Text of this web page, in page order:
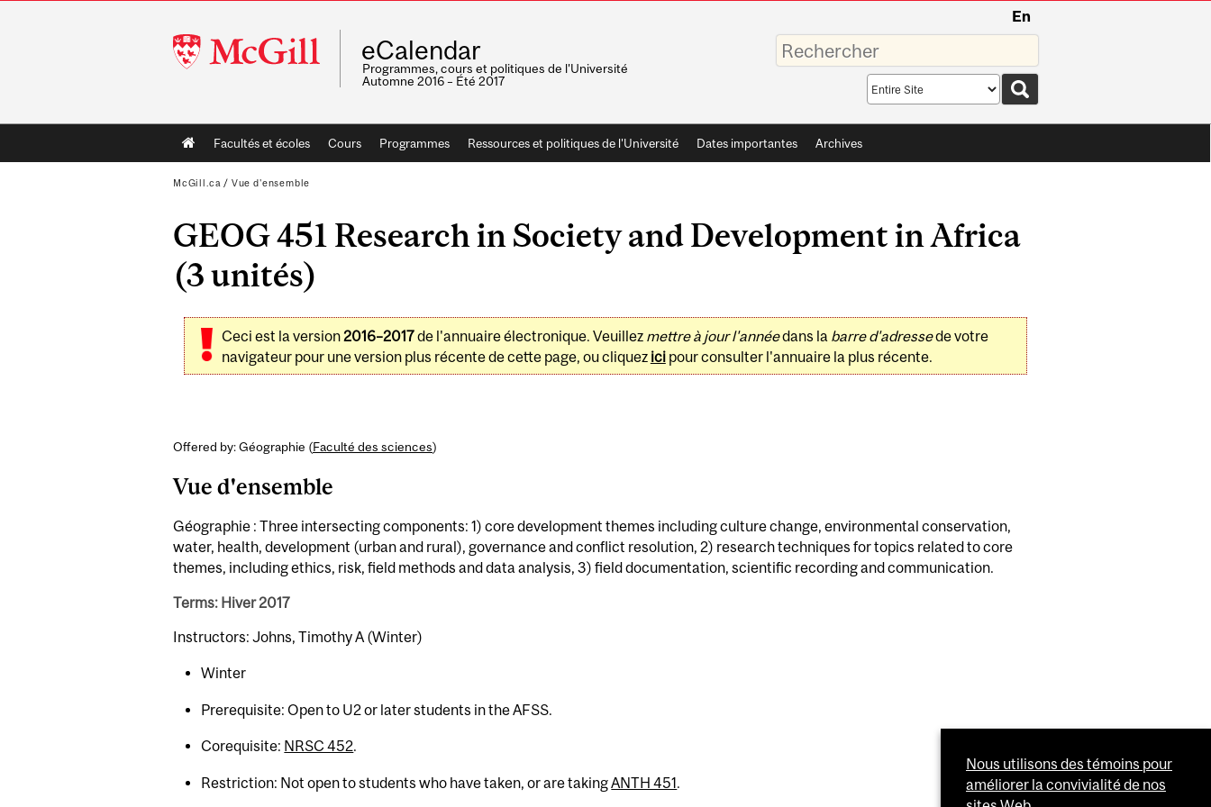
McGill
University
En
eCalendar
Programmes, cours et politiques de l'Université
Automne 2016 – Été 2017
Saisissez
vos
mots-
Search
scope
Main
navigation
Facultés et écoles Cours Programmes Ressources et politiques de l'Université Dates importantes Archives
McGill.ca / Vue d'ensemble
GEOG 451 Research in Society and Development in Africa
(3 unités)
Ceci est la version2016–2017de l'annuaire électronique. Veuillez mettre à jour l'annéedans la barre d'adressede votre
navigateur pour une version plus récente de cette page, ou cliquez icipour consulter l'annuaire la plus récente.
Offered by: Géographie (Faculté des sciences)
Vue d'ensemble
Géographie : Three intersecting components: 1) core development themes including culture change, environmental conservation,
water, health, development (urban and rural), governance and conflict resolution, 2) research techniques for topics related to core
themes, including ethics, risk, field methods and data analysis, 3) field documentation, scientific recording and communication.
Terms: Hiver 2017
Instructors: Johns, Timothy A (Winter)
Winter
Prerequisite: Open to U2 or later students in the AFSS.
Corequisite: NRSC 452.
Restriction: Not open to students who have taken, or are takingANTH 451.
Nous utilisons des témoins pour
améliorer la convivialité de nos